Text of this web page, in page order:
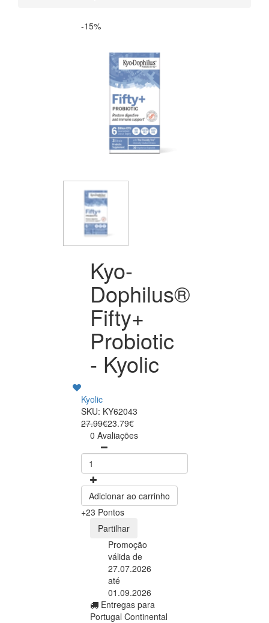
-15%
Kyo-
Dophilus®
Fifty+
Probiotic
- Kyolic
Kyolic
SKU: KY62043
27.99€23.79€
0 Avaliações
Adicionar ao carrinho
+23 Pontos
Partilhar
Promoção
válida de
27.07.2026
até
01.09.2026
Entregas para
Portugal Continental